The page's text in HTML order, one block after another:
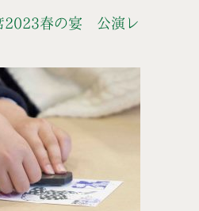
2023春の宴 公演レ